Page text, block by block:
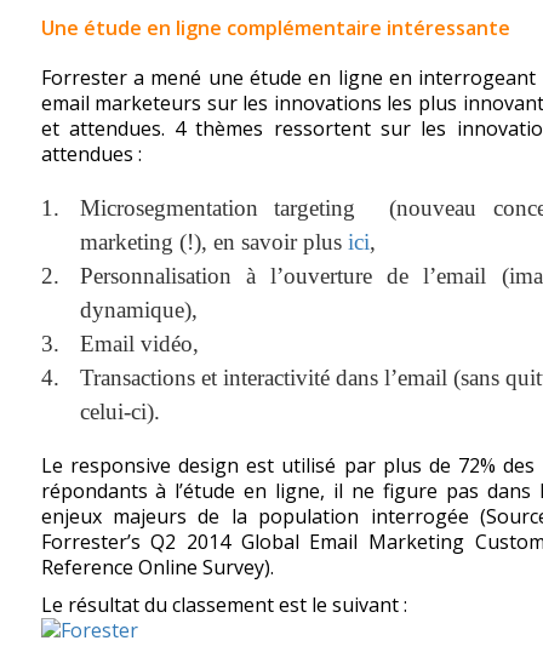
Une étude en ligne complémentaire intéressante
Forrester a mené une étude en ligne en interrogeant
email marketeurs sur les innovations les plus
et attendues. 4 thèmes ressortent sur les
attendues :
Microsegmentation targeting (nouveau
marketing (!), en savoir plus ici,
Personnalisation à l’ouverture de l’email
dynamique),
Email vidéo,
Transactions et interactivité dans l’email (sans
celui-ci).
Le responsive design est utilisé par plus de 72% des
répondants à l’étude en ligne, il ne figure pas dans
enjeux majeurs de la population interrogée
Forrester’s Q2 2014 Global Email Marketing
Reference Online Survey).
Le résultat du classement est le suivant :